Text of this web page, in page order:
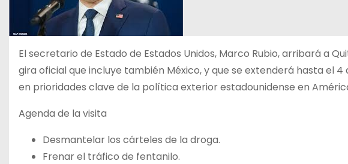
El secretario de Estado de Estados Unidos, Marco Rubio, arribará a
gira oficial que incluye también México, y que se extenderá hasta el
en prioridades clave de la política exterior estadounidense en
Agenda de la visita
Desmantelar los cárteles de la droga.
Frenar el tráfico de fentanilo.